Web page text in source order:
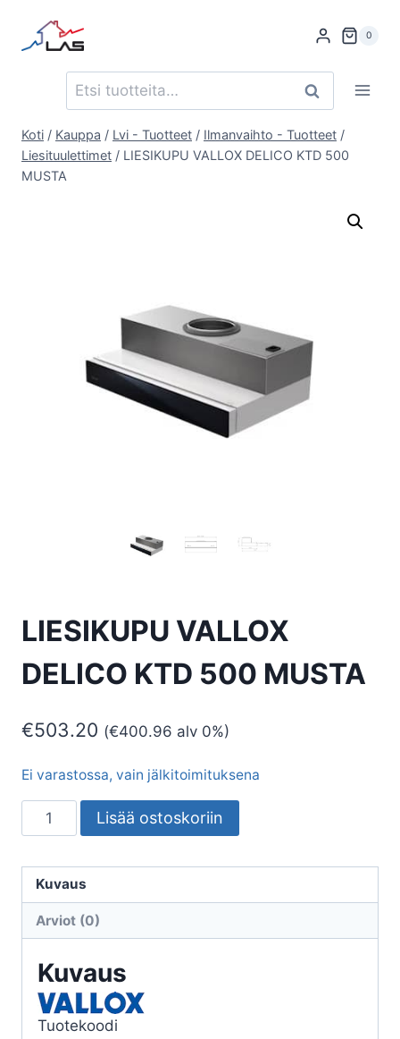
sisältöön
0
Etsi: Haku
Koti / Kauppa / Lvi - Tuotteet / Ilmanvaihto - Tuotteet /
Liesituulettimet / LIESIKUPU VALLOX DELICO KTD 500
MUSTA
LIESIKUPU VALLOX
DELICO KTD 500 MUSTA
€503.20 (€400.96 alv 0%)
Ei varastossa, vain jälkitoimituksena
LIESIKUPU
VALLOX
KTD
500
MUSTA
Lisää ostoskoriin
Kuvaus
Arviot (0)
Kuvaus
Tuotekoodi